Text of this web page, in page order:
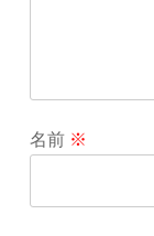
名前 ※